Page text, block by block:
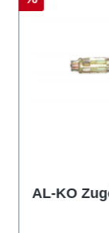
AL-KO